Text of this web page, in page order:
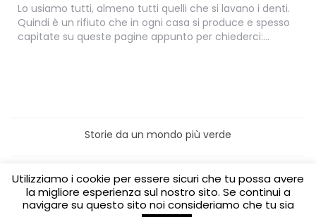
Lo usiamo tutti, almeno tutti quelli che si lavano i denti.
Quindi è un rifiuto che in ogni casa si produce e spesso
capitate su queste pagine appunto per chiederci:…
Storie da un mondo più verde
Home
Turismo sostenibile
Laboratori/Visite per le scuole
Green content per aziende Media Partner
Utilizziamo i cookie per essere sicuri che tu possa avere
la migliore esperienza sul nostro sito. Se continui a
navigare su questo sito noi consideriamo che tu sia